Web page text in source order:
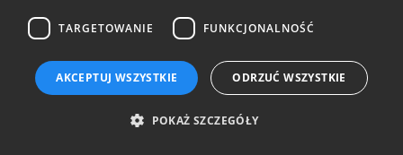
Polska firma rodzinna
TARGETOWANIE FUNKCJONALNOŚĆ
AKCEPTUJ WSZYSTKIE ODRZUĆ WSZYSTKIE
POKAŻ SZCZEGÓŁY